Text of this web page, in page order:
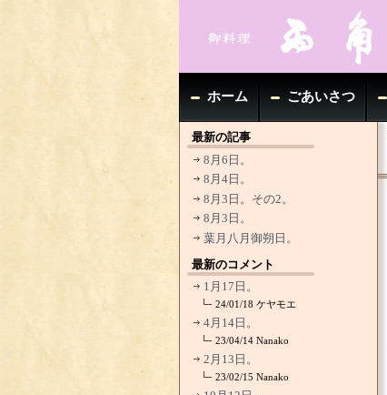
ホーム ごあいさつ
最新の記事
8月6日。
8月4日。
8月3日。その2。
8月3日。
葉月八月御朔日。
最新のコメント
1月17日。
24/01/18ケヤモエ
4月14日。
23/04/14Nanako
2月13日。
23/02/15Nanako